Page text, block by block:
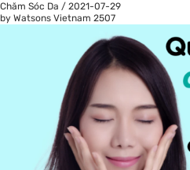
Chăm Sóc Da / 2021-07-29
by Watsons Vietnam 2507